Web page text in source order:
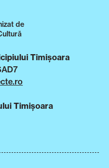
de
Timișoara
Timișoara